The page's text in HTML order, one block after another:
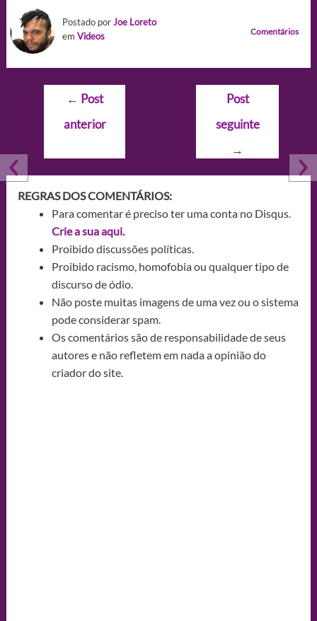
Postado porJoe Loreto
em Videos Comentários
Navegação
Post
← Post
anterior
Post
seguinte
→
REGRAS DOS COMENTÁRIOS:
Para comentar é preciso ter uma conta no Disqus.
Crie a sua aqui.
Proibido discussões políticas.
Proibido racismo, homofobia ou qualquer tipo de
discurso de ódio.
Não poste muitas imagens de uma vez ou o sistema
pode considerar spam.
Os comentários são de responsabilidade de seus
autores e não refletem em nada a opinião do
criador do site.